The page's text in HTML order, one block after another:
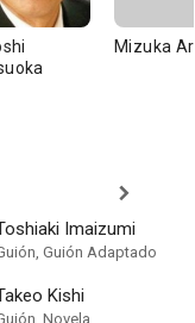
Mizuka
Imaizumi
Guión Adaptado
Kishi
Novela